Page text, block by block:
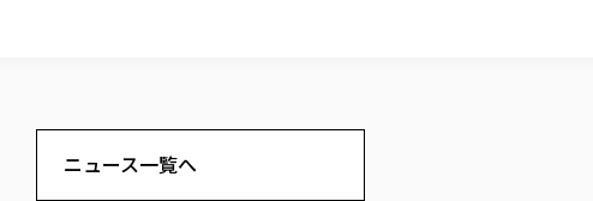
ニュース一覧へ